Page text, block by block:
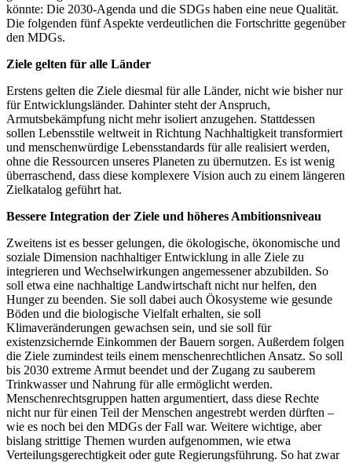
könnte: Die 2030-Agenda und die SDGs haben eine neue Qualität.
Die folgenden fünf Aspekte verdeutlichen die Fortschritte gegenüber
den MDGs.
Ziele gelten für alle Länder
Erstens gelten die Ziele diesmal für alle Länder, nicht wie bisher nur
für Entwicklungsländer. Dahinter steht der Anspruch,
Armutsbekämpfung nicht mehr isoliert anzugehen. Stattdessen
sollen Lebensstile weltweit in Richtung Nachhaltigkeit transformiert
und menschenwürdige Lebensstandards für alle realisiert werden,
ohne die Ressourcen unseres Planeten zu übernutzen. Es ist wenig
überraschend, dass diese komplexere Vision auch zu einem längeren
Zielkatalog geführt hat.
Bessere Integration der Ziele und höheres Ambitionsniveau
Zweitens ist es besser gelungen, die ökologische, ökonomische und
soziale Dimension nachhaltiger Entwicklung in alle Ziele zu
integrieren und Wechselwirkungen angemessener abzubilden. So
soll etwa eine nachhaltige Landwirtschaft nicht nur helfen, den
Hunger zu beenden. Sie soll dabei auch Ökosysteme wie gesunde
Böden und die biologische Vielfalt erhalten, sie soll
Klimaveränderungen gewachsen sein, und sie soll für
existenzsichernde Einkommen der Bauern sorgen. Außerdem folgen
die Ziele zumindest teils einem menschenrechtlichen Ansatz. So soll
bis 2030 extreme Armut beendet und der Zugang zu sauberem
Trinkwasser und Nahrung für alle ermöglicht werden.
Menschenrechtsgruppen hatten argumentiert, dass diese Rechte
nicht nur für einen Teil der Menschen angestrebt werden dürften –
wie es noch bei den MDGs der Fall war. Weitere wichtige, aber
bislang strittige Themen wurden aufgenommen, wie etwa
Verteilungsgerechtigkeit oder gute Regierungsführung. So hat zwar